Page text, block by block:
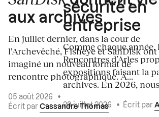
aux archives
En juillet dernier, dans la cour de
l'Archevêché, Fisheye et SanDisk ont
imaginé un nouveau format de
rencontre photographique. À...
05 août 2026
•
Écrit par Cassandre Thomas
sécurité en
entreprise
Comme chaque année,
Rencontres d’Arles
expositions faisant la
archives. En 2026,
29 juillet 2026 • Écrit par